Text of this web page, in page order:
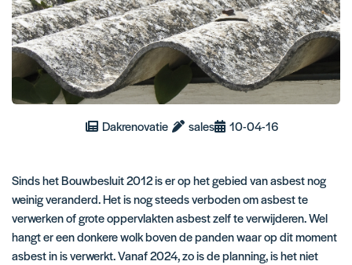
Dakrenovatie sales 10-04-16
Sinds hetBouwbesluit2012 is er op het gebied van asbest nog
weinig veranderd. Het is nog steeds verboden om asbest te
verwerken of grote oppervlakten asbest zelf te verwijderen. Wel
hangt er een donkere wolk boven de panden waar op dit moment
asbest in is verwerkt. Vanaf 2024, zo is de planning, is het niet